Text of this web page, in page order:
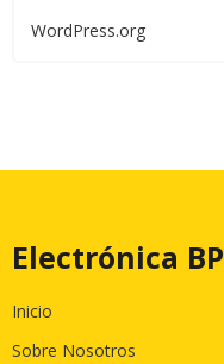
WordPress.org
Electrónica BP
Inicio
Sobre Nosotros